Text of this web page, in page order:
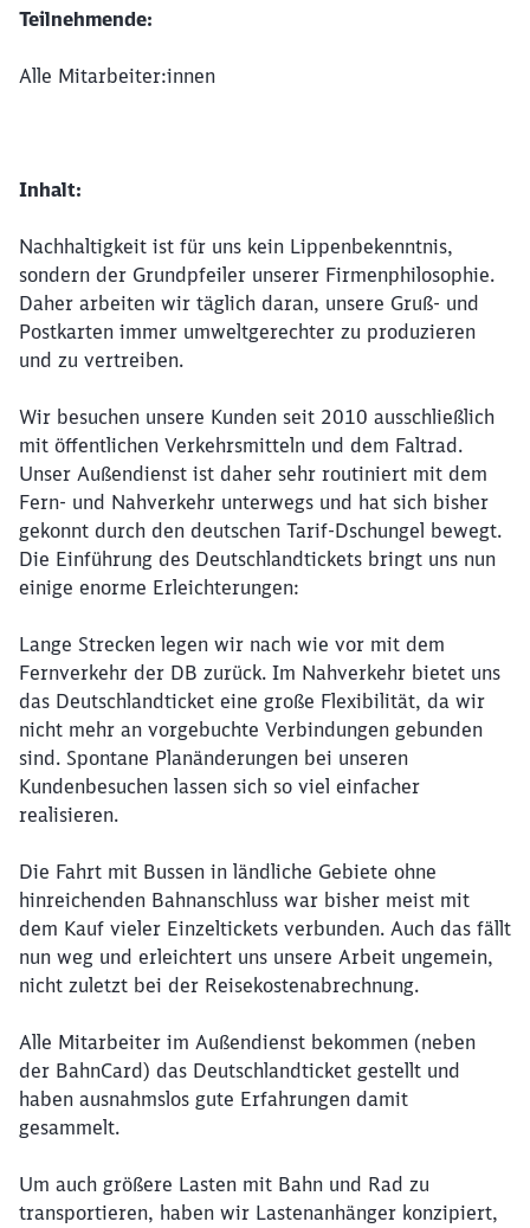
Teilnehmende:
Alle Mitarbeiter:innen
Inhalt:
Nachhaltigkeit ist für uns kein Lippenbekenntnis,
sondern der Grundpfeiler unserer Firmenphilosophie.
Daher arbeiten wir täglich daran, unsere Gruß- und
Postkarten immer umweltgerechter zu produzieren
und zu vertreiben.
Wir besuchen unsere Kunden seit 2010 ausschließlich
mit öffentlichen Verkehrsmitteln und dem Faltrad.
Unser Außendienst ist daher sehr routiniert mit dem
Fern- und Nahverkehr unterwegs und hat sich bisher
gekonnt durch den deutschen Tarif-Dschungel bewegt.
Die Einführung des Deutschlandtickets bringt uns nun
einige enorme Erleichterungen:
Lange Strecken legen wir nach wie vor mit dem
Fernverkehr der DB zurück. Im Nahverkehr bietet uns
das Deutschlandticket eine große Flexibilität, da wir
nicht mehr an vorgebuchte Verbindungen gebunden
sind. Spontane Planänderungen bei unseren
Kundenbesuchen lassen sich so viel einfacher
realisieren.
Die Fahrt mit Bussen in ländliche Gebiete ohne
hinreichenden Bahnanschluss war bisher meist mit
dem Kauf vieler Einzeltickets verbunden. Auch das fällt
nun weg und erleichtert uns unsere Arbeit ungemein,
nicht zuletzt bei der Reisekostenabrechnung.
Alle Mitarbeiter im Außendienst bekommen (neben
der BahnCard) das Deutschlandticket gestellt und
haben ausnahmslos gute Erfahrungen damit
gesammelt.
Um auch größere Lasten mit Bahn und Rad zu
transportieren, haben wir Lastenanhänger konzipiert,